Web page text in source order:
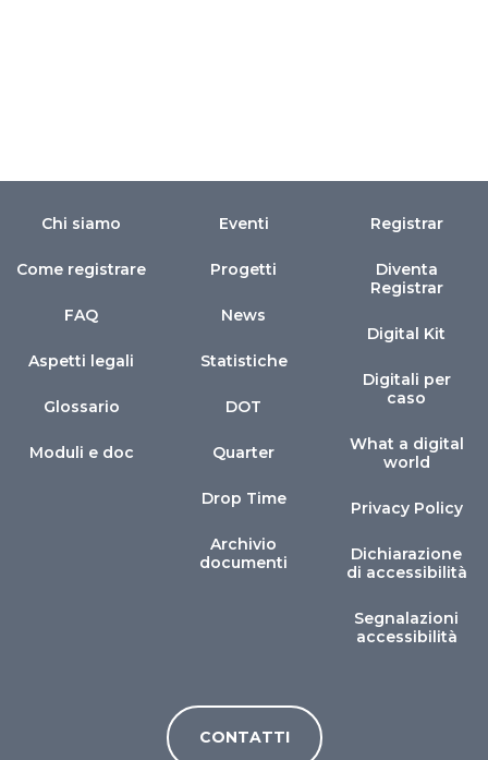
Chi siamo
Come registrare
FAQ
Aspetti legali
Glossario
Moduli e doc
Eventi
Progetti
News
Statistiche
DOT
Quarter
Drop Time
Archivio
documenti
Registrar
Diventa
Registrar
Digital Kit
Digitali per
caso
What a digital
world
Privacy Policy
Dichiarazione
di accessibilità
Segnalazioni
accessibilità
CONTATTI